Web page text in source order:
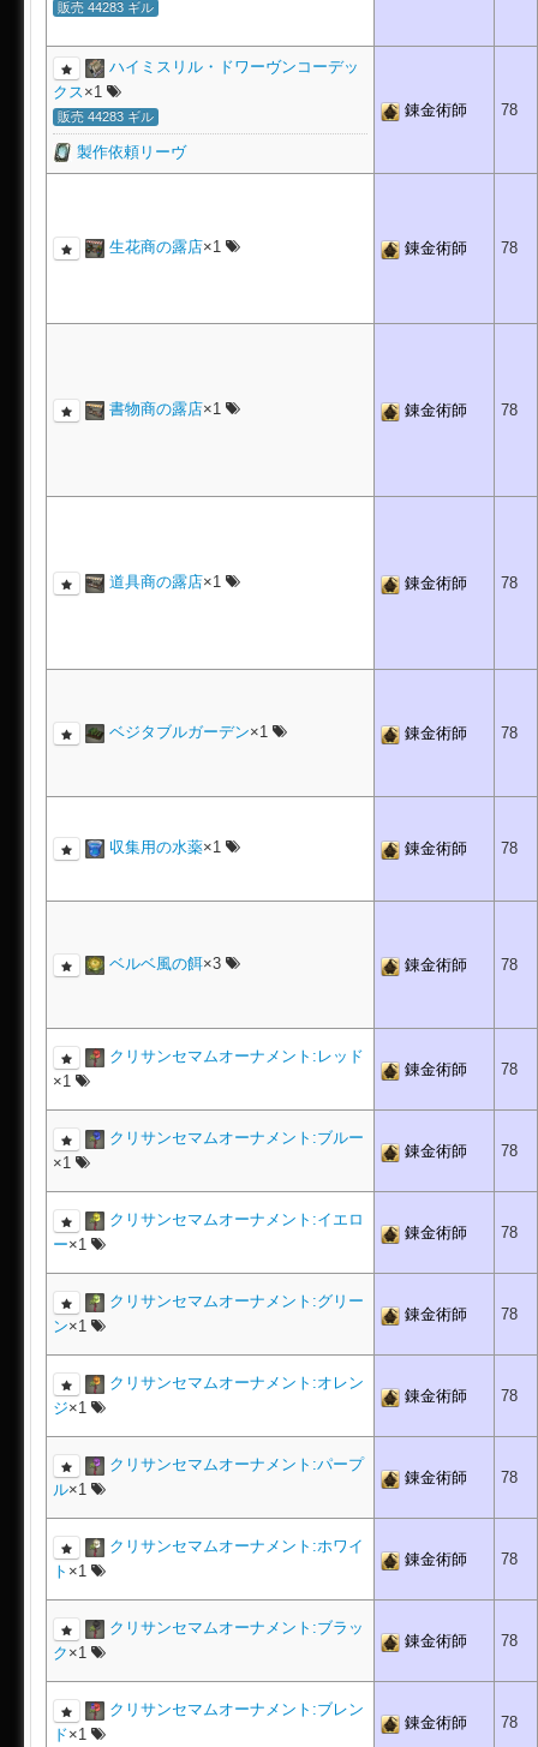
販売 44283 ギル
ハイミスリル・ドワーヴンコーデッ
クス ×1
販売 44283 ギル
製作依頼リーヴ
錬金術師 78
生花商の露店×1 錬金術師 78
書物商の露店×1 錬金術師 78
道具商の露店×1 錬金術師 78
ベジタブルガーデン×1 錬金術師 78
収集用の水薬×1 錬金術師 78
ベルベ風の餌×3 錬金術師 78
クリサンセマムオーナメント:レッド
×1
錬金術師 78
クリサンセマムオーナメント:ブルー
×1
錬金術師 78
クリサンセマムオーナメント:イエロ
ー×1
錬金術師 78
クリサンセマムオーナメント:グリー
ン×1
錬金術師 78
クリサンセマムオーナメント:オレン
ジ×1
錬金術師 78
クリサンセマムオーナメント:パープ
ル×1
錬金術師 78
クリサンセマムオーナメント:ホワイ
ト ×1
錬金術師 78
クリサンセマムオーナメント:ブラッ
ク ×1
錬金術師 78
クリサンセマムオーナメント:ブレン
ド×1
錬金術師 78